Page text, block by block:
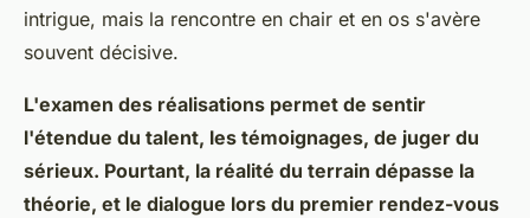
intrigue, mais la rencontre en chair et en os s'avère
souvent décisive.
L'examen des réalisations permet de sentir
l'étendue du talent, les témoignages, de juger du
sérieux. Pourtant, la réalité du terrain dépasse la
théorie, et le dialogue lors du premier rendez-vous